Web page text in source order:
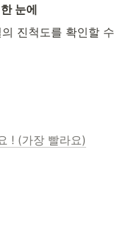
눈에
진척도를 확인할 수
! (가장 빨라요)